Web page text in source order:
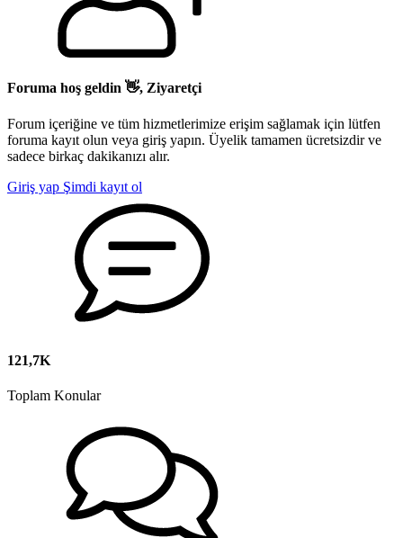
Foruma hoş geldin 👋, Ziyaretçi
Forum içeriğine ve tüm hizmetlerimize erişim sağlamak için lütfen
foruma kayıt olun veya giriş yapın. Üyelik tamamen ücretsizdir ve
sadece birkaç dakikanızı alır.
Giriş yap Şimdi kayıt ol
121,7K
Toplam Konular